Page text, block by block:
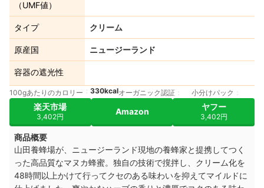
（UMF値）
タイプ クリーム
原産国 ニュージーランド
容器の遮光性
100gあたりのカロリー 330kcalオーガニック認証 小分けパック
楽天市場
3,402円
Amazon ヤフー
3,402円
商品概要
山田養蜂場が、ニュージーランド現地の養蜂家と提携してつく
った高品質なマヌカ蜂蜜。独自の技術で撹拌し、クリーム化を
48時間以上かけて行ってクセのある味わいを抑えてマイルドに